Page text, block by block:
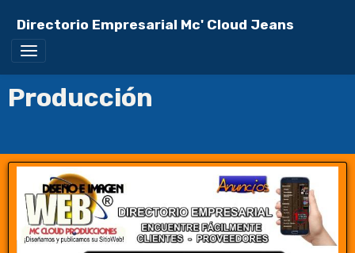
Directorio Empresarial Mc' Cloud Jeans
Producción